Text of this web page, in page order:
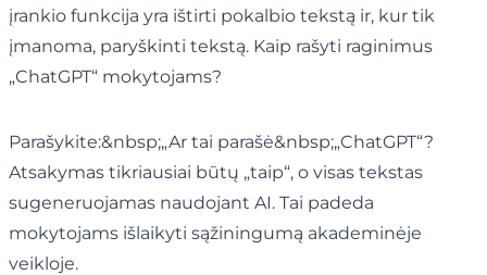
įrankio funkcija yra ištirti pokalbio tekstą ir, kur tik
įmanoma, paryškinti tekstą. Kaip rašyti raginimus
„ChatGPT“ mokytojams?
Parašykite:&nbsp;„Ar tai parašė&nbsp;„ChatGPT“?
Atsakymas tikriausiai būtų „taip“, o visas tekstas
sugeneruojamas naudojant AI. Tai padeda
mokytojams išlaikyti sąžiningumą akademinėje
veikloje.